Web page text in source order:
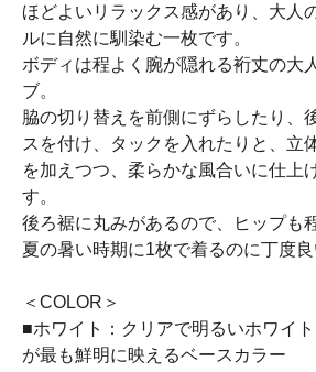
ほどよいリラックス感があり、大人
ルに自然に馴染む一枚です。
ボディは程よく腕が隠れる裄丈の大
ブ。
脇の切り替えを前側にずらしたり、
スを付け、タックを入れたりと、立
を加えつつ、柔らかな風合いに仕上
す。
後ろ裾に丸みがあるので、ヒップも
夏の暑い時期に1枚で着るのに丁度良
＜COLOR＞
■ホワイト：クリアで明るいホワイ
が最も鮮明に映えるベースカラー